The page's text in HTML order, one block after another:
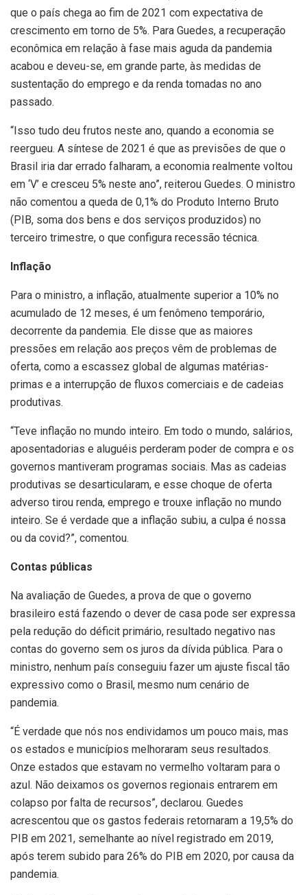
que o país chega ao fim de 2021 com expectativa de
crescimento em torno de 5%. Para Guedes, a recuperação
econômica em relação à fase mais aguda da pandemia
acabou e deveu-se, em grande parte, às medidas de
sustentação do emprego e da renda tomadas no ano
passado.
“Isso tudo deu frutos neste ano, quando a economia se
reergueu. A síntese de 2021 é que as previsões de que o
Brasil iria dar errado falharam, a economia realmente voltou
em ‘V’ e cresceu 5% neste ano”, reiterou Guedes. O ministro
não comentou a queda de 0,1% do Produto Interno Bruto
(PIB, soma dos bens e dos serviços produzidos) no
terceiro trimestre, o que configura recessão técnica.
Inflação
Para o ministro, a inflação, atualmente superior a 10% no
acumulado de 12 meses, é um fenômeno temporário,
decorrente da pandemia. Ele disse que as maiores
pressões em relação aos preços vêm de problemas de
oferta, como a escassez global de algumas matérias-
primas e a interrupção de fluxos comerciais e de cadeias
produtivas.
“Teve inflação no mundo inteiro. Em todo o mundo, salários,
aposentadorias e aluguéis perderam poder de compra e os
governos mantiveram programas sociais. Mas as cadeias
produtivas se desarticularam, e esse choque de oferta
adverso tirou renda, emprego e trouxe inflação no mundo
inteiro. Se é verdade que a inflação subiu, a culpa é nossa
ou da covid?”, comentou.
Contas públicas
Na avaliação de Guedes, a prova de que o governo
brasileiro está fazendo o dever de casa pode ser expressa
pela redução do déficit primário, resultado negativo nas
contas do governo sem os juros da dívida pública. Para o
ministro, nenhum país conseguiu fazer um ajuste fiscal tão
expressivo como o Brasil, mesmo num cenário de
pandemia.
“É verdade que nós nos endividamos um pouco mais, mas
os estados e municípios melhoraram seus resultados.
Onze estados que estavam no vermelho voltaram para o
azul. Não deixamos os governos regionais entrarem em
colapso por falta de recursos”, declarou. Guedes
acrescentou que os gastos federais retornaram a 19,5% do
PIB em 2021, semelhante ao nível registrado em 2019,
após terem subido para 26% do PIB em 2020, por causa da
pandemia.